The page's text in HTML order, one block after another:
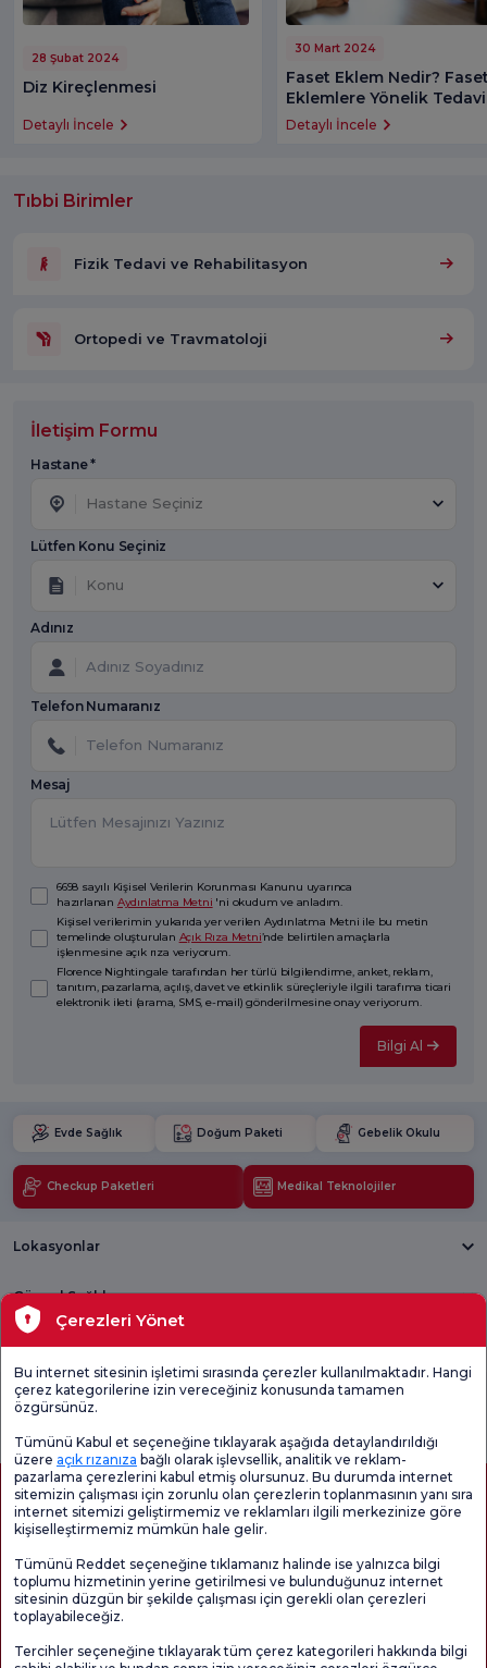
28 Şubat 2024
Diz Kireçlenmesi
Detaylı İncele
30 Mart 2024
Faset Eklem Nedir?
Eklemlere Yönelik
Detaylı İncele
Tıbbi Birimler
Fizik Tedavi ve Rehabilitasyon
Ortopedi ve Travmatoloji
İletişim Formu
Hastane *
Hastane Seçiniz
Lütfen Konu Seçiniz
Konu
Adınız
Telefon Numaranız
Mesaj
6698 sayılı Kişisel Verilerin Korunması Kanunu uyarınca
hazırlanan Aydınlatma Metni 'ni okudum ve anladım.
Kişisel verilerimin yukarıda yer verilen Aydınlatma Metni ile bu metin
temelinde oluşturulan Açık Rıza Metni’nde belirtilen amaçlarla
işlenmesine açık rıza veriyorum.
Florence Nightingale tarafından her türlü bilgilendirme, anket, reklam,
tanıtım, pazarlama, açılış, davet ve etkinlik süreçleriyle ilgili tarafıma ticari
elektronik ileti (arama, SMS, e-mail) gönderilmesine onay veriyorum.
Bilgi Al
Evde Sağlık Doğum Paketi Gebelik Okulu
Checkup Paketleri Medikal Teknolojiler
Lokasyonlar
Güncel Sağlık
Tıbbi Birimler
Genel
Memnuniyet
Sayfa içeriği sadece bilgilendirme amaçlıdır. Tanı ve tedavi için mutlaka
Çerezleri Yönet
Bu internet sitesinin işletimi sırasında çerezler kullanılmaktadır. Hangi
çerez kategorilerine izin vereceğiniz konusunda tamamen
özgürsünüz.
Tümünü Kabul et seçeneğine tıklayarak aşağıda detaylandırıldığı
üzere açık rızanıza bağlı olarak işlevsellik, analitik ve reklam-
pazarlama çerezlerini kabul etmiş olursunuz. Bu durumda internet
sitemizin çalışması için zorunlu olan çerezlerin toplanmasının yanı sıra
internet sitemizi geliştirmemiz ve reklamları ilgili merkezinize göre
kişiselleştirmemiz mümkün hale gelir.
Tümünü Reddet seçeneğine tıklamanız halinde ise yalnızca bilgi
toplumu hizmetinin yerine getirilmesi ve bulunduğunuz internet
sitesinin düzgün bir şekilde çalışması için gerekli olan çerezleri
toplayabileceğiz.
Tercihler seçeneğine tıklayarak tüm çerez kategorileri hakkında bilgi